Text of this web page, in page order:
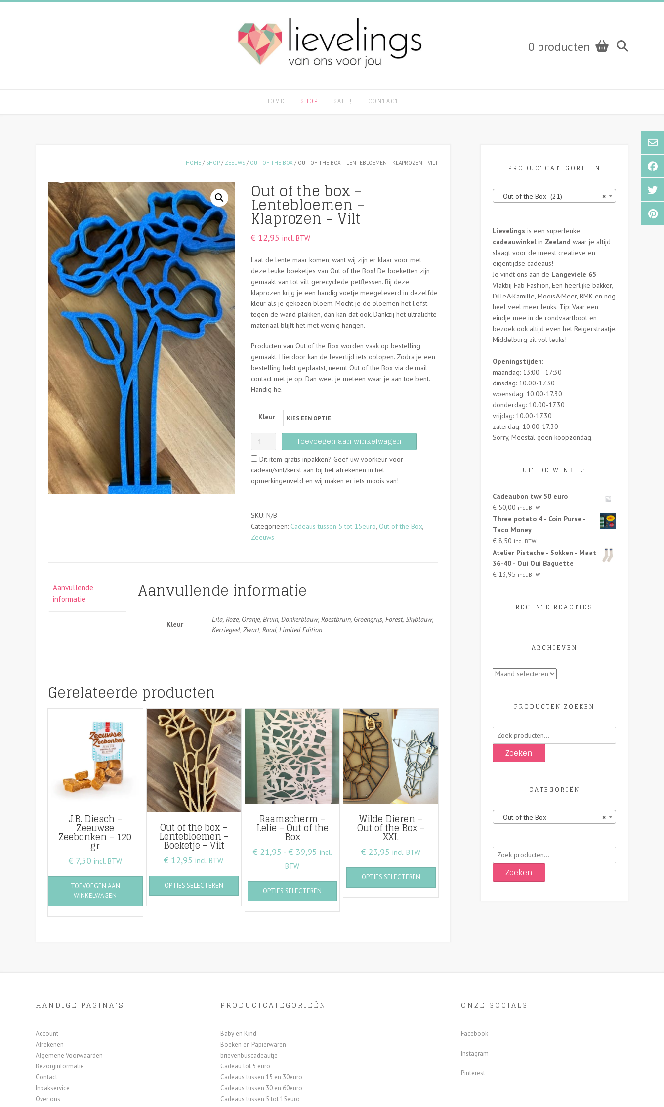
Spring
0 producten
HOME SHOP SALE! CONTACT
HOME / SHOP / ZEEUWS / OUT OF THE BOX / OUT OF THE BOX – LENTEBLOEMEN – KLAPROZEN – VILT
Out of the box –
Lentebloemen –
Klaprozen – Vilt
€12,95 incl. BTW
Laat de lente maar komen, want wij zijn er klaar voor met
deze leuke boeketjes van Out of the Box! De boeketten zijn
gemaakt van tot vilt gerecyclede petflessen. Bij deze
klaprozen krijg je een handig voetje meegeleverd in dezelfde
kleur als je gekozen bloem. Mocht je de bloemen het liefst
tegen de wand plakken, dan kan dat ook. Dankzij het ultralichte
materiaal blijft het met weinig hangen.
Producten van Out of the Box worden vaak op bestelling
gemaakt. Hierdoor kan de levertijd iets oplopen. Zodra je een
bestelling hebt geplaatst, neemt Out of the Box via de mail
contact met je op. Dan weet je meteen waar je aan toe bent.
Handig he.
Kleur
Out
of
the
box
-
Klaprozen
-
Vilt
Toevoegen aan winkelwagen
Dit item gratis inpakken? Geef uw voorkeur voor
cadeau/sint/kerst aan bij het afrekenen in het
opmerkingenveld en wij maken er iets moois van!
SKU: N/B
Categorieën: Cadeaus tussen 5 tot 15euro, Out of the Box,
Zeeuws
Aanvullende
informatie
Aanvullende informatie
Kleur
Lila, Roze, Oranje, Bruin, Donkerblauw, Roestbruin, Groengrijs, Forest, Skyblauw,
Kerriegeel, Zwart, Rood, Limited Edition
Gerelateerde producten
J.B. Diesch –
Zeeuwse
Zeebonken – 120
gr
€7,50 incl. BTW
TOEVOEGEN AAN
WINKELWAGEN
Out of the box –
Lentebloemen –
Boeketje – Vilt
€ 12,95 incl. BTW
OPTIES SELECTEREN
Dit
heeft
meerdere
productpagina
Raamscherm –
Lelie – Out of the
Box
€21,95 - €39,95 Prijsklasse:
tot
€ 39,95
incl.
BTW
OPTIES SELECTEREN
Dit
heeft
meerdere
Wilde Dieren –
Out of the Box –
XXL
€ 23,95 incl. BTW
OPTIES SELECTEREN
Dit
heeft
meerdere
PRODUCTCATEGORIEËN
×
Out of the Box (21)
Lievelings is een superleuke
cadeauwinkelin Zeeland waar je altijd
slaagt voor de meest creatieve en
eigentijdse cadeaus!
Je vindt ons aan de Langeviele 65
Vlakbij Fab Fashion, Een heerlijke bakker,
Dille&Kamille, Moois&Meer, BMK en nog
heel veel meer leuks. Tip: Vaar een
eindje mee in de rondvaartboot en
bezoek ook altijd even het Reigerstraatje.
Middelburg zit vol leuks!
Openingstijden:
maandag: 13:00 - 17:30
dinsdag: 10.00-17.30
woensdag: 10.00-17.30
donderdag: 10.00-17.30
vrijdag: 10.00-17.30
zaterdag: 10.00-17.30
Sorry, Meestal geen koopzondag.
UIT DE WINKEL:
Cadeaubon twv 50 euro
€ 50,00 incl. BTW
Three potato 4 - Coin Purse -
Taco Money
€ 8,50 incl. BTW
Atelier Pistache - Sokken - Maat
36-40 - Oui Oui Baguette
€ 13,95 incl. BTW
RECENTE REACTIES
ARCHIEVEN
Archieven
PRODUCTEN ZOEKEN
Zoeken
naar:
Zoeken
CATEGORIËN
×
Out of the Box
Zoeken
naar:
Zoeken
HANDIGE PAGINA’S
Account
Afrekenen
Algemene Voorwaarden
Bezorginformatie
Contact
Inpakservice
Over ons
PRODUCTCATEGORIEËN
Baby en Kind
Boeken en Papierwaren
brievenbuscadeautje
Cadeau tot 5 euro
Cadeaus tussen 15 en 30euro
Cadeaus tussen 30 en 60euro
Cadeaus tussen 5 tot 15euro
ONZE SOCIALS
Facebook
Instagram
Pinterest